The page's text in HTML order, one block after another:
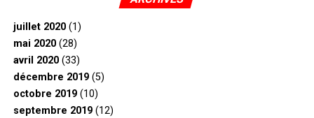
juillet 2020(1)
mai 2020(28)
avril 2020(33)
décembre 2019(5)
octobre 2019(10)
septembre 2019(12)